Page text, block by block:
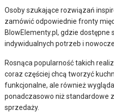
Osoby szukające rozwiązań
zamówić odpowiednie fronty
BlowElementy.pl, gdzie
indywidualnych potrzeb i
Rosnąca popularność takich
coraz częściej chcą tworzyć
funkcjonalne, ale również
ponadczasowo niż standardowe
sprzedaży.